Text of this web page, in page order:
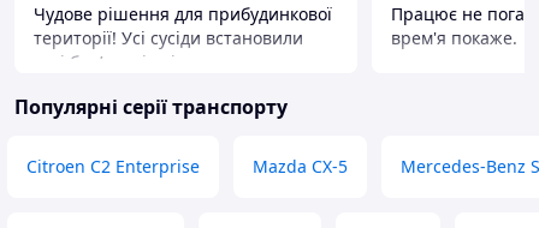
Чудове рішення для прибудинкової
території! Усі сусіди встановили
такі барʼєри, і двір одразу став
Чудово, що кожен дбає про свій
виглядом дуже задоволені!
Працює не
врем'я покаже.
Популярні серії транспорту
Citroen C2 Enterprise Mazda CX-5 Mercedes-Benz